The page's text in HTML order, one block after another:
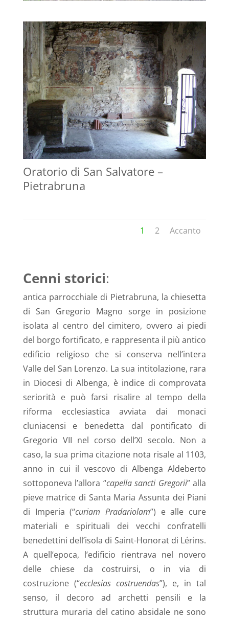
Oratorio di San Salvatore –
Pietrabruna
1 2 Accanto
Cenni storici:
antica parrocchiale di Pietrabruna, la chiesetta
di San Gregorio Magno sorge in posizione
isolata al centro del cimitero, ovvero ai piedi
del borgo fortificato, e rappresenta il più antico
edificio religioso che si conserva nell’intera
Valle del San Lorenzo. La sua intitolazione, rara
in Diocesi di Albenga, è indice di comprovata
seriorità e può farsi risalire al tempo della
riforma ecclesiastica avviata dai monaci
cluniacensi e benedetta dal pontificato di
Gregorio VII nel corso dell’XI secolo. Non a
caso, la sua prima citazione nota risale al 1103,
anno in cui il vescovo di Albenga Aldeberto
sottoponeva l’allora “capella sancti Gregorii” alla
pieve matrice di Santa Maria Assunta dei Piani
di Imperia (“curiam Pradariolam”) e alle cure
materiali e spirituali dei vecchi confratelli
benedettini dell’isola di Saint-Honorat di Lérins.
A quell’epoca, l’edificio rientrava nel novero
delle chiese da costruirsi, o in via di
costruzione (“ecclesias costruendas”), e, in tal
senso, il decoro ad archetti pensili e la
struttura muraria del catino absidale ne sono